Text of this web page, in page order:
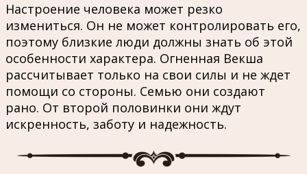
Настроение человека может резко
измениться. Он не может контролировать его,
поэтому близкие люди должны знать об этой
особенности характера. Огненная Векша
рассчитывает только на свои силы и не ждет
помощи со стороны. Семью они создают
рано. От второй половинки они ждут
искренность, заботу и надежность.